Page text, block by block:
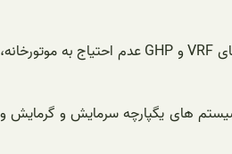
نکته قابل توجه برای دستگاه های VRF و GHP عدم احتیاج به موتورخانه،
های یگپارچه سرمایش و گرمایش و